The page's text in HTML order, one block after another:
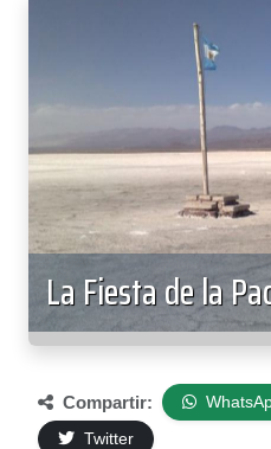
La Fiesta de la
Compartir:
Twitter